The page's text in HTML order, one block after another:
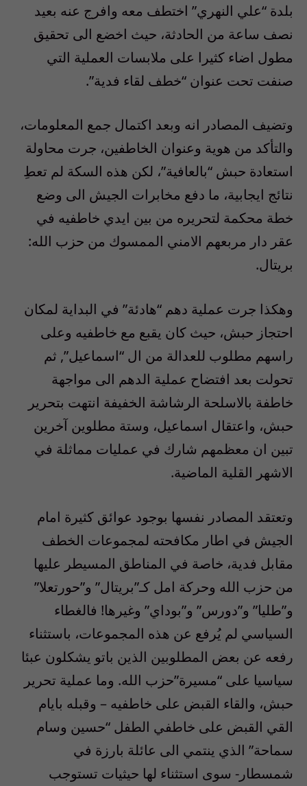
بلدة “علي النهري” اختطف معه وافرج عنه بعيد
نصف ساعة من الحادثة، حيث اخضع الى تحقيق
مطول اضاء كثيرا على ملابسات العملية التي
صنفت تحت عنوان “خطف لقاء فدية”.
وتضيف المصادر انه وبعد اكتمال جمع المعلومات،
والتأكد من هوية وعنوان الخاطفين، جرت محاولة
استعادة حبش “بالعافية”، لكن هذه السكة لم تعطِ
نتائج ايجابية، ما دفع مخابرات الجيش الى وضع
خطة محكمة لتحريره من بين ايدي خاطفيه في
عقر دار مربعهم الامني الممسوك من حزب الله:
بريتال.
وهكذا جرت عملية دهم “هادئة” في البداية لمكان
احتجاز حبش، حيث كان يقبع مع خاطفيه وعلى
راسهم مطلوب للعدالة من ال “اسماعيل”, ثم
تحولت بعد افتضاح عملية الدهم الى مواجهة
خاطفة بالاسلحة الرشاشة الخفيفة انتهت بتحرير
حبش، واعتقال اسماعيل، وستة مطلوين آخرين
تبين ان معظمهم شارك في عمليات مماثلة في
الاشهر القلية الماضية.
وتعتقد المصادر نفسها بوجود عوائق كثيرة امام
الجيش في اطار مكافحته لمجموعات الخطف
مقابل فدية، خاصة في المناطق المسيطر عليها
من حزب الله وحركة امل كـ”بريتال” و”حورتعلا”
و”طليا” و”دورس” و”بوداي” وغيرها! فالغطاء
السياسي لم يُرفع عن هذه المجموعات، باستثناء
رفعه عن بعض المطلوبين الذين باتو يشكلون عبئا
سياسيا على “مسيرة”حزب الله. وما عملية تحرير
حبش، والقاء القبض على خاطفيه – وقبله بايام
القي القبض على خاطفي الطفل “حسين وسام
سماحة” الذي ينتمي الى عائلة بارزة في
شمسطار- سوى استثناء لها حيثيات تستوجب